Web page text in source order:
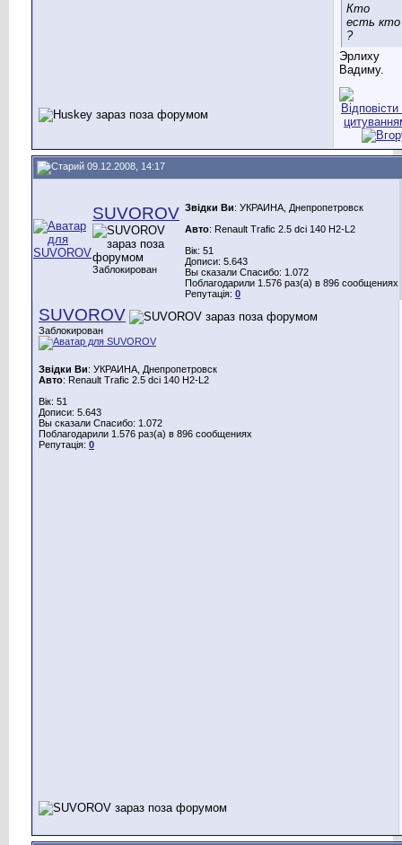
Кто
есть кто
?
Эрлиху
Вадиму.
09.12.2008, 14:17
SUVOROV
Заблокирован
Звідки Ви: УКРАИНА, Днепропетровск
Авто: Renault Trafic 2.5 dci 140 H2-L2
Вік: 51
Дописи: 5.643
Вы сказали Спасибо: 1.072
Поблагодарили 1.576 раз(а) в 896 сообщениях
Репутація: 0
SUVOROV
Заблокирован
Звідки Ви: УКРАИНА, Днепропетровск
Авто: Renault Trafic 2.5 dci 140 H2-L2
Вік: 51
Дописи: 5.643
Вы сказали Спасибо: 1.072
Поблагодарили 1.576 раз(а) в 896 сообщениях
Репутація: 0